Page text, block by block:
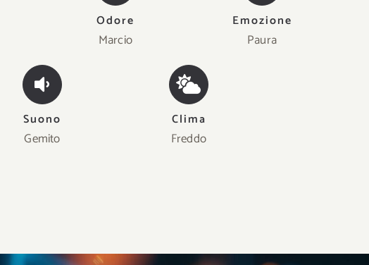
Odore
Marcio
Emozione
Paura
Suono
Gemito
Clima
Freddo